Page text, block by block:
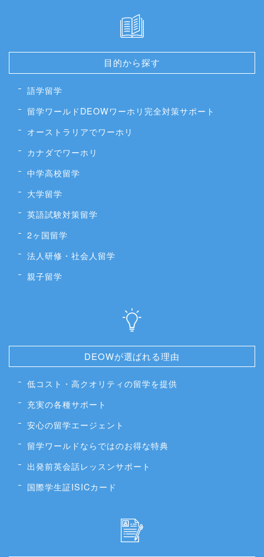
目的から探す
語学留学
留学ワールドDEOWワーホリ完全対策サポート
オーストラリアでワーホリ
カナダでワーホリ
中学高校留学
大学留学
英語試験対策留学
2ヶ国留学
法人研修・社会人留学
親子留学
DEOWが選ばれる理由
低コスト・高クオリティの留学を提供
充実の各種サポート
安心の留学エージェント
留学ワールドならではのお得な特典
出発前英会話レッスンサポート
国際学生証ISICカード